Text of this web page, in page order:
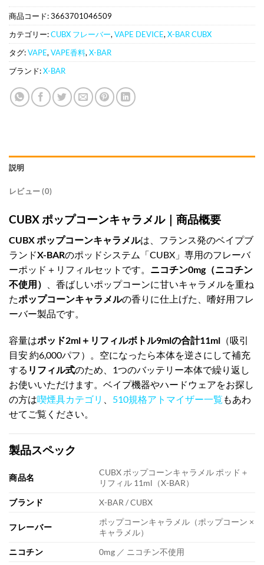
商品コード:3663701046509
カテゴリー:CUBX フレーバー, VAPE DEVICE, X-BAR CUBX
タグ:VAPE, VAPE香料, X-BAR
ブランド:X-BAR
説明
レビュー (0)
CUBX ポップコーンキャラメル｜商品概要
CUBX ポップコーンキャラメルは、フランス発のベイプブ
ランドX-BARのポッドシステム「CUBX」専用のフレーバ
ーポッド＋リフィルセットです。
ニコチン0mg（ニコチン
不使用）
、香ばしいポップコーンに甘いキャラメルを重ね
たポップコーンキャラメルの香りに仕上げた、嗜好用フレ
ーバー製品です。
容量はポッド2ml＋リフィルボトル9mlの合計11ml （吸引
目安 約6,000パフ）。空になったら本体を逆さにして補充
する リフィル式のため、1つのバッテリー本体で繰り返し
お使いいただけます。ベイプ機器やハードウェアをお探し
の方は喫煙具カテゴリ 510規格アトマイザー一覧 もあわ
せてご覧ください。
製品スペック
商品名
CUBX ポップコーンキャラメル ポッド＋
リフィル 11ml（X-BAR）
ブランド
X-BAR / CUBX
フレーバー
ポップコーンキャラメル（ポップコーン ×
キャラメル）
ニコチン
0mg ／ ニコチン不使用